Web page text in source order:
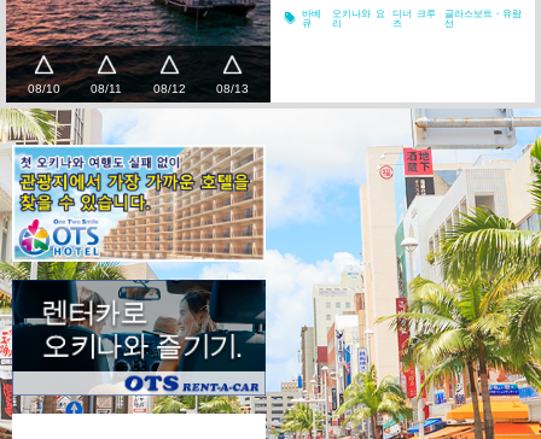
08/10 08/11 08/12 08/13
바베
큐
오키나와 요
리
디너 크루
즈
글라스보트・유람
선